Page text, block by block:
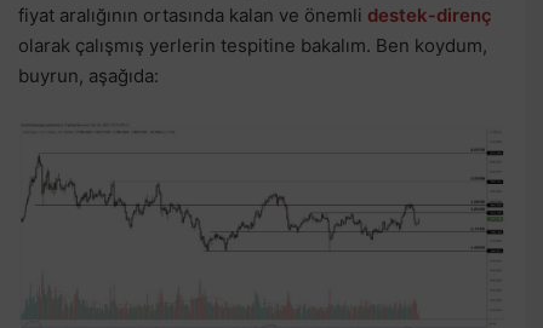
fiyat aralığının ortasında kalan ve önemli destek-direnç
olarak çalışmış yerlerin tespitine bakalım. Ben koydum,
buyrun, aşağıda: